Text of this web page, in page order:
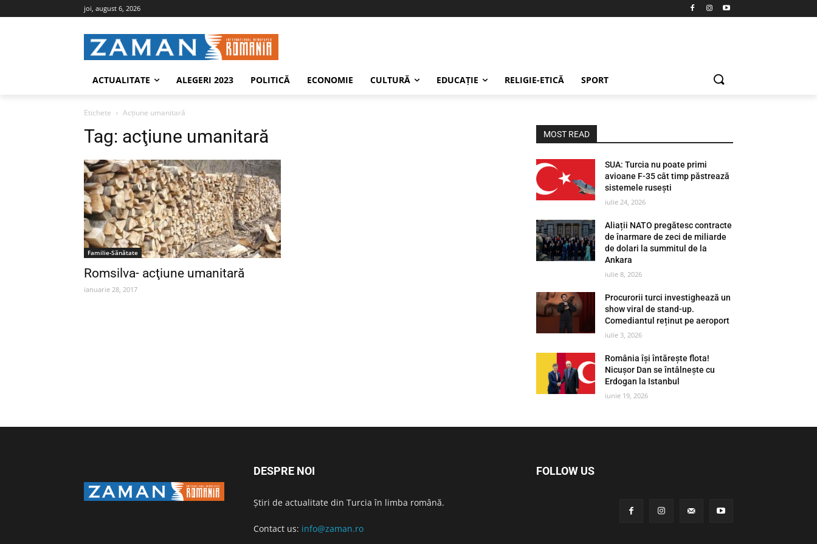
joi, august 6, 2026
ACTUALITATE ALEGERI 2023 POLITICĂ ECONOMIE CULTURĂ EDUCAŢIE RELIGIE-ETICĂ SPORT
Etichete Acţiune umanitară
Tag: acţiune umanitară
Familie-Sănătate
Romsilva- acţiune umanitară
ianuarie 28, 2017
MOST READ
SUA: Turcia nu poate primi
avioane F-35 cât timp păstrează
sistemele rusești
iulie 24, 2026
Aliații NATO pregătesc contracte
de înarmare de zeci de miliarde
de dolari la summitul de la
Ankara
iulie 8, 2026
Procurorii turci investighează un
show viral de stand-up.
Comediantul reținut pe aeroport
iulie 3, 2026
România își întărește flota!
Nicușor Dan se întâlnește cu
Erdogan la Istanbul
iunie 19, 2026
DESPRE NOI
Știri de actualitate din Turcia în limba română.
Contact us: info@zaman.ro
FOLLOW US